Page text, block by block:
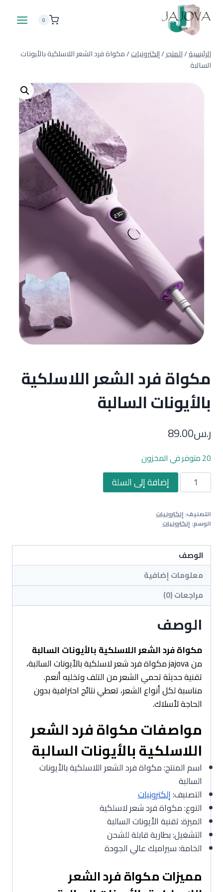
المحتوى
0
الرئيسية/المتجر/إلكترونيات/مكواة فرد الشعر اللاسلكية بالأيونات
السالبة
مكواة فرد الشعر اللاسلكية
بالأيونات السالبة
ر.س89.00
20 متوفر في المخزون
كمية
مكواة
الشعر
اللاسلكية
بالأيونات
السالبة
إضافة إلى السلة
التصنيف: إلكترونيات
الوسم: إلكترونيات
الوصف
معلومات إضافية
مراجعات (0)
الوصف
مكواة فرد الشعر اللاسلكية بالأيونات السالبة
من jajova مكواة فرد شعر لاسلكية بالأيونات السالبة،
تقنية حديثة تحمي الشعر من التلف وتخليه أنعم.
مناسبة لكل أنواع الشعر، تعطي نتائج احترافية بدون
الحاجة لأسلاك.
مواصفات مكواة فرد الشعر
اللاسلكية بالأيونات السالبة
اسم المنتج: مكواة فرد الشعر اللاسلكية بالأيونات
السالبة
التصنيف:إلكترونيات
النوع: مكواة فرد شعر لاسلكية
الميزة: تقنية الأيونات السالبة
التشغيل: بطارية قابلة للشحن
الخامة: سيراميك عالي الجودة
مميزات مكواة فرد الشعر